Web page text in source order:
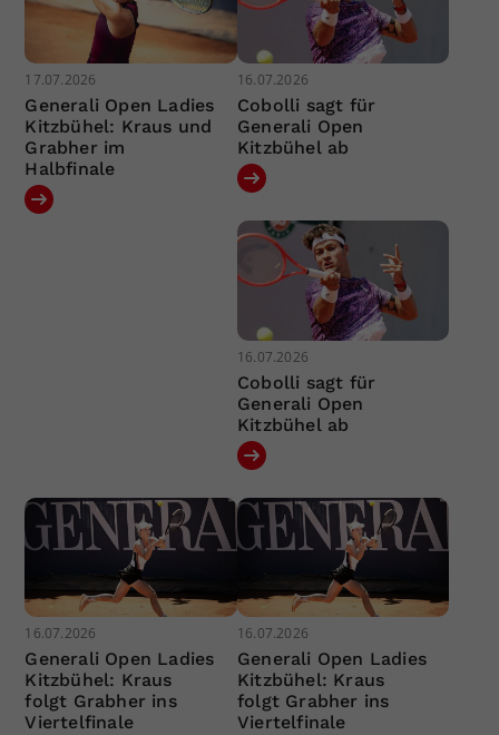
17.07.2026
Generali Open Ladies
Kitzbühel: Kraus und
Grabher im
Halbfinale
16.07.2026
Cobolli sagt für
Generali Open
Kitzbühel ab
16.07.2026
Cobolli sagt für
Generali Open
Kitzbühel ab
16.07.2026
Generali Open Ladies
Kitzbühel: Kraus
folgt Grabher ins
Viertelfinale
16.07.2026
Generali Open Ladies
Kitzbühel: Kraus
folgt Grabher ins
Viertelfinale